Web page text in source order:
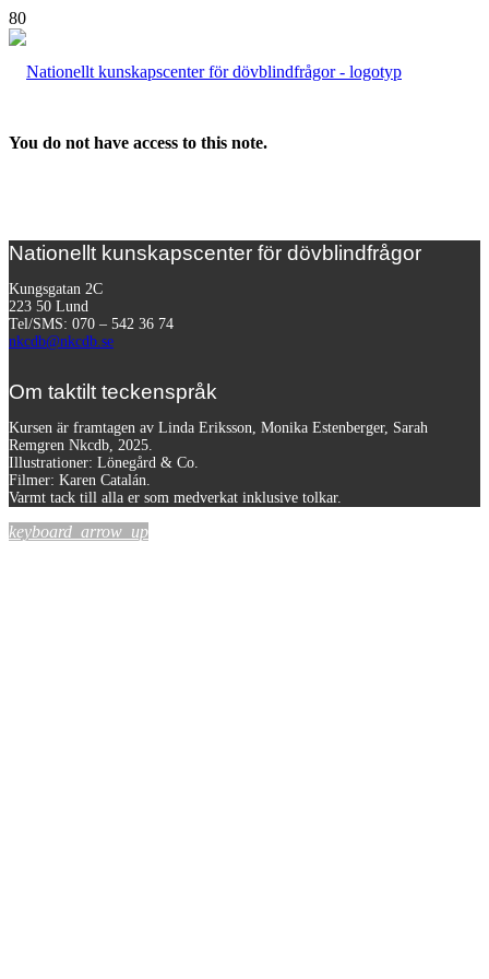
You do not have access to this note.
Nationellt kunskapscenter för dövblindfrågor
Kungsgatan 2C
223 50 Lund
Tel/SMS: 070 – 542 36 74
nkcdb@nkcdb.se
Om taktilt teckenspråk
Kursen är framtagen av Linda Eriksson, Monika Estenberger, Sarah
Remgren Nkcdb, 2025.
Illustrationer: Lönegård & Co.
Filmer: Karen Catalán.
Varmt tack till alla er som medverkat inklusive tolkar.
keyboard_arrow_up